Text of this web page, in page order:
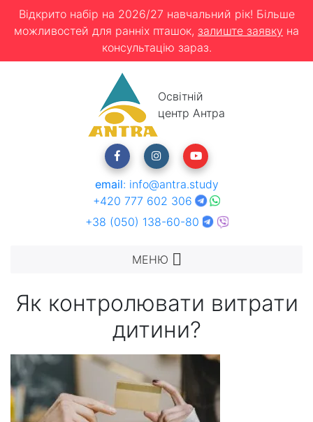
Відкрито набір на 2026/27 навчальний рік! Більше
можливостей для ранніх пташок, залиште заявку на
консультацію зараз.
Освітній
центр Антра
email: info@antra.study
+420 777 602 306
+38 (050) 138-60-80
МЕНЮ
Як контролювати витрати
дитини?